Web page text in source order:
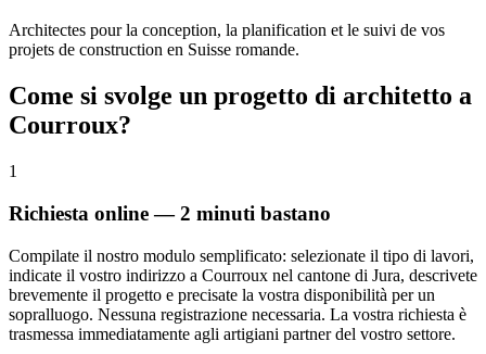
Architectes pour la conception, la planification et le suivi de vos
projets de construction en Suisse romande.
Come si svolge un progetto di architetto a
Courroux?
1
Richiesta online — 2 minuti bastano
Compilate il nostro modulo semplificato: selezionate il tipo di lavori,
indicate il vostro indirizzo a Courroux nel cantone di Jura, descrivete
brevemente il progetto e precisate la vostra disponibilità per un
sopralluogo. Nessuna registrazione necessaria. La vostra richiesta è
trasmessa immediatamente agli artigiani partner del vostro settore.